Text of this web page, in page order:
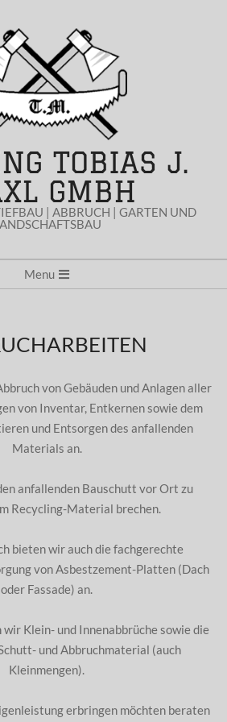
TOBIAS J.
GMBH
| ABBRUCH | GARTEN UND
Menu
von Gebäuden und Anlagen aller
von Inventar, Entkernen sowie dem
und Entsorgen des anfallenden
Materials an.
anfallenden Bauschutt vor Ort zu
Recycling-Material brechen.
bieten wir auch die fachgerechte
von Asbestzement-Platten (Dach
oder Fassade) an.
wir Klein- und Innenabbrüche sowie die
und Abbruchmaterial (auch
Kleinmengen).
erbringen möchten beraten